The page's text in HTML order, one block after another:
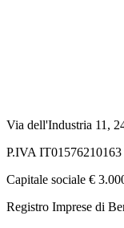
Via dell'Industria 11,
P.IVA IT01576210163
Capitale sociale €
Registro Imprese di